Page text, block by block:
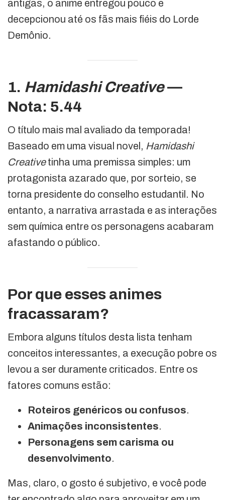
antigas, o anime entregou pouco e
decepcionou até os fãs mais fiéis do Lorde
Demônio.
1. Hamidashi Creative—
Nota: 5.44
O título mais mal avaliado da temporada!
Baseado em uma visual novel, Hamidashi
Creativetinha uma premissa simples: um
protagonista azarado que, por sorteio, se
torna presidente do conselho estudantil. No
entanto, a narrativa arrastada e as interações
sem química entre os personagens acabaram
afastando o público.
Por que esses animes
fracassaram?
Embora alguns títulos desta lista tenham
conceitos interessantes, a execução pobre os
levou a ser duramente criticados. Entre os
fatores comuns estão:
Roteiros genéricos ou confusos.
Animações inconsistentes.
Personagens sem carisma ou
desenvolvimento.
Mas, claro, o gosto é subjetivo, e você pode